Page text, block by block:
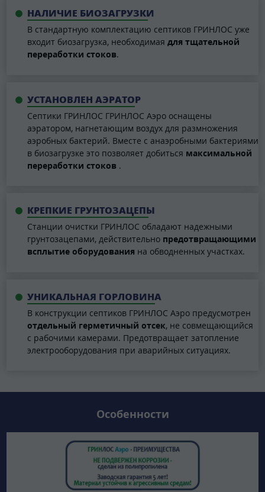
НАЛИЧИЕ БИОЗАГРУЗКИ
В стандартную комплектацию септиков ГРИНЛОС уже
входит биозагрузка, необходимая для тщательной
переработки стоков.
УСТАНОВЛЕН АЭРАТОР
Септики ГРИНЛОС ГРИНЛОС Аэро оснащены
аэратором, нагнетающим воздух для размножения
аэробных бактерий. Вместе с анаэробными бактериями
в биозагрузке это позволяет добиться максимальной
переработки стоков .
КРЕПКИЕ ГРУНТОЗАЦЕПЫ
Станции очистки ГРИНЛОС обладают надежными
грунтозацепами, действительно предотвращающими
всплытие оборудования на обводненных участках.
УНИКАЛЬНАЯ ГОРЛОВИНА
В конструкции септиков ГРИНЛОС Аэро предусмотрен
отдельный герметичный отсек, не совмещающийся
с рабочими камерами. Предотвращает затопление
электрооборудования при аварийных ситуациях.
Особенности